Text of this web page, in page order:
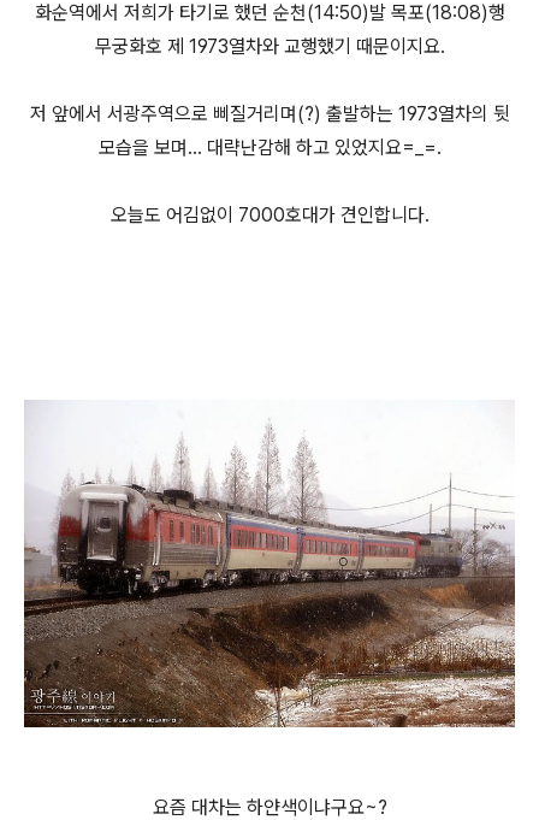
화순역에서 저희가 타기로 했던 순천(14:50)발 목포(18:08)행
무궁화호 제 1973열차와 교행했기 때문이지요.
저 앞에서 서광주역으로 삐질거리며(?) 출발하는 1973열차의 뒷
모습을 보며... 대략난감해 하고 있었지요=_=.
오늘도 어김없이 7000호대가 견인합니다.
요즘 대차는 하얀색이냐구요~?